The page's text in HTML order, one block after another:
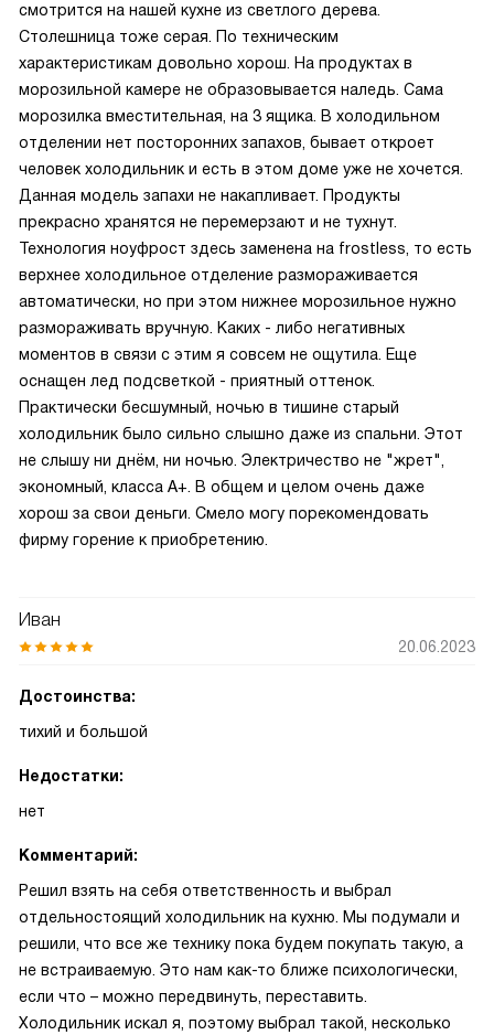
смотрится на нашей кухне из светлого дерева.
Столешница тоже серая. По техническим
характеристикам довольно хорош. На продуктах в
морозильной камере не образовывается наледь. Сама
морозилка вместительная, на 3 ящика. В холодильном
отделении нет посторонних запахов, бывает откроет
человек холодильник и есть в этом доме уже не хочется.
Данная модель запахи не накапливает. Продукты
прекрасно хранятся не перемерзают и не тухнут.
Технология ноуфрост здесь заменена на frostless, то есть
верхнее холодильное отделение размораживается
автоматически, но при этом нижнее морозильное нужно
размораживать вручную. Каких - либо негативных
моментов в связи с этим я совсем не ощутила. Еще
оснащен лед подсветкой - приятный оттенок.
Практически бесшумный, ночью в тишине старый
холодильник было сильно слышно даже из спальни. Этот
не слышу ни днём, ни ночью. Электричество не "жрет",
экономный, класса А+. В общем и целом очень даже
хорош за свои деньги. Смело могу порекомендовать
фирму горение к приобретению.
Иван
20.06.2023
Достоинства:
тихий и большой
Недостатки:
нет
Комментарий:
Решил взять на себя ответственность и выбрал
отдельностоящий холодильник на кухню. Мы подумали и
решили, что все же технику пока будем покупать такую, а
не встраиваемую. Это нам как-то ближе психологически,
если что – можно передвинуть, переставить.
Холодильник искал я, поэтому выбрал такой, несколько